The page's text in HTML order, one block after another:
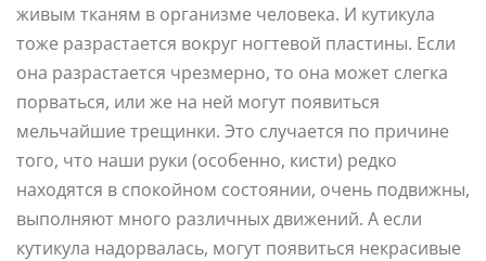
живым тканям в организме человека. И кутикула
тоже разрастается вокруг ногтевой пластины. Если
она разрастается чрезмерно, то она может слегка
порваться, или же на ней могут появиться
мельчайшие трещинки. Это случается по причине
того, что наши руки (особенно, кисти) редко
находятся в спокойном состоянии, очень подвижны,
выполняют много различных движений. А если
кутикула надорвалась, могут появиться некрасивые